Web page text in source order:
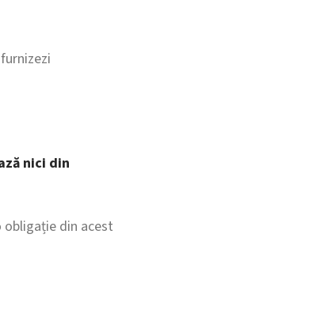
nici din
obligație din acest